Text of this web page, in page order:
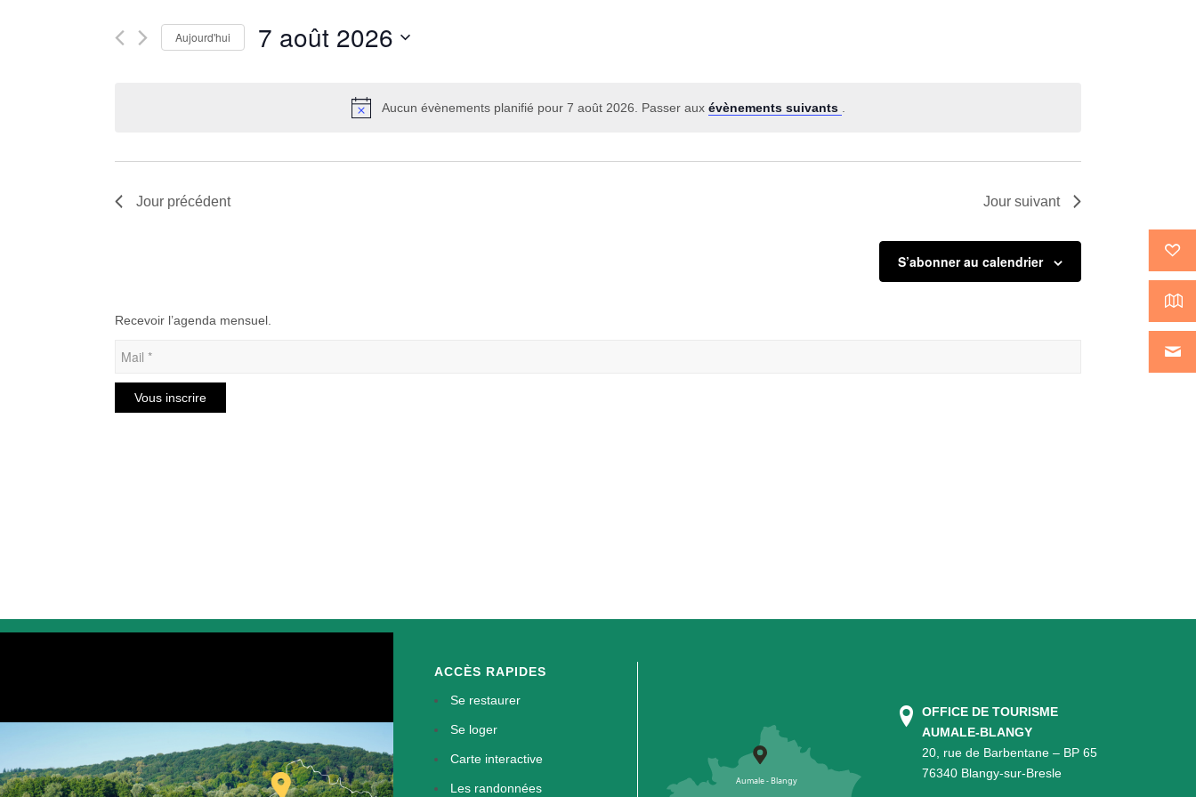
Aucun évènements planifié pour 7 août 2026. Passer aux évènements suivants
de
vues
ÉvènementsAujourd'hui 7 août 2026
Jour précédent Jour suivant
S’abonner au calendrier
Recevoir l’agenda mensuel.
ACCÈS RAPIDES
Se restaurer
Se loger
Carte interactive
Les randonnées
OFFICE DE TOURISME
AUMALE-BLANGY
20, rue de Barbentane – BP 65
76340 Blangy-sur-Bresle